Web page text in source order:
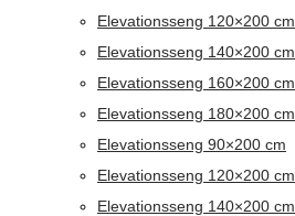
Elevationsseng 120×200 cm
Elevationsseng 140×200 cm
Elevationsseng 160×200 cm
Elevationsseng 180×200 cm
Elevationsseng 90×200 cm
Elevationsseng 120×200 cm
Elevationsseng 140×200 cm